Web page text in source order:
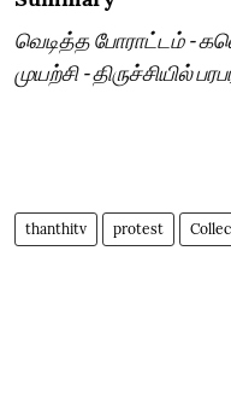
வெடித்த போராட்டம் -
முயற்சி - திருச்சியில்
thanthitv protest